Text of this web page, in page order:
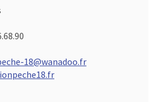
18@wanadoo.fr